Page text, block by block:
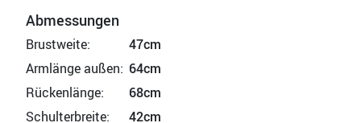
Abmessungen
Brustweite:
47cm
Armlänge außen: 64cm
Rückenlänge:
68cm
Schulterbreite:
42cm